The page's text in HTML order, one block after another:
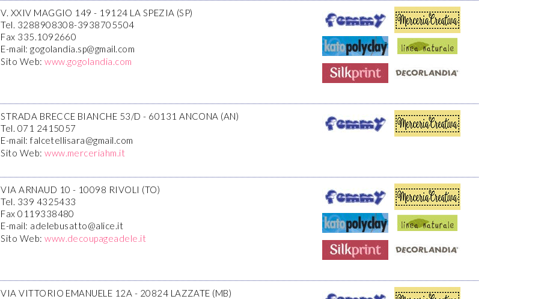
V. XXIV MAGGIO 149 - 19124 LA SPEZIA (SP)
Tel. 3288908308-3938705504
Fax 335.1092660
E-mail: gogolandia.sp@gmail.com
Sito Web:www.gogolandia.com
STRADA BRECCE BIANCHE 53/D - 60131 ANCONA (AN)
Tel. 071 2415057
E-mail: falcetellisara@gmail.com
Sito Web:www.merceriahm.it
VIA ARNAUD 10 - 10098 RIVOLI (TO)
Tel. 339 4325433
Fax 0119338480
E-mail: adelebusatto@alice.it
Sito Web:www.decoupageadele.it
VIA VITTORIO EMANUELE 12A - 20824 LAZZATE (MB)